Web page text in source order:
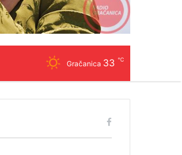
Gračanica 33 ℃